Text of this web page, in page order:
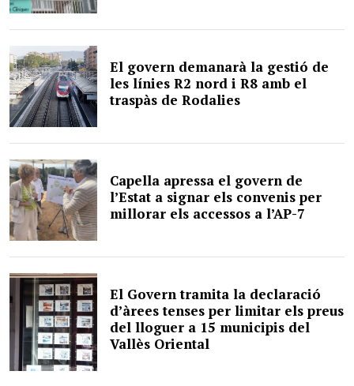
El govern demanarà la gestió de
les línies R2 nord i R8 amb el
traspàs de Rodalies
Capella apressa el govern de
l’Estat a signar els convenis per
millorar els accessos a l’AP-7
El Govern tramita la declaració
d’àrees tenses per limitar els preus
del lloguer a 15 municipis del
Vallès Oriental